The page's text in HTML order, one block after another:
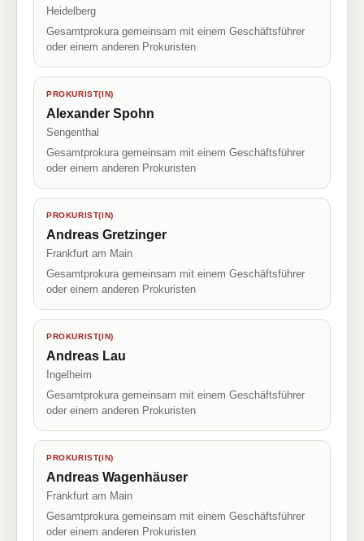
Heidelberg
Gesamtprokura gemeinsam mit einem Geschäftsführer
oder einem anderen Prokuristen
PROKURIST(IN)
Alexander Spohn
Sengenthal
Gesamtprokura gemeinsam mit einem Geschäftsführer
oder einem anderen Prokuristen
PROKURIST(IN)
Andreas Gretzinger
Frankfurt am Main
Gesamtprokura gemeinsam mit einem Geschäftsführer
oder einem anderen Prokuristen
PROKURIST(IN)
Andreas Lau
Ingelheim
Gesamtprokura gemeinsam mit einem Geschäftsführer
oder einem anderen Prokuristen
PROKURIST(IN)
Andreas Wagenhäuser
Frankfurt am Main
Gesamtprokura gemeinsam mit einem Geschäftsführer
oder einem anderen Prokuristen